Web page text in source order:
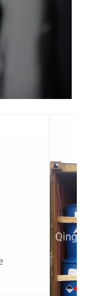
Solvente Eco-Amigável Plastificante Dietil Ftalato